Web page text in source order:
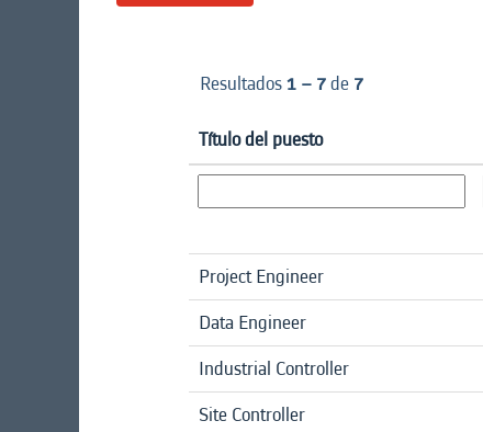
Resultados1 – 7de 7
Título del puesto
Project Engineer
Data Engineer
Industrial Controller
Site Controller